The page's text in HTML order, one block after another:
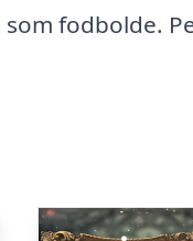
fodbolde.